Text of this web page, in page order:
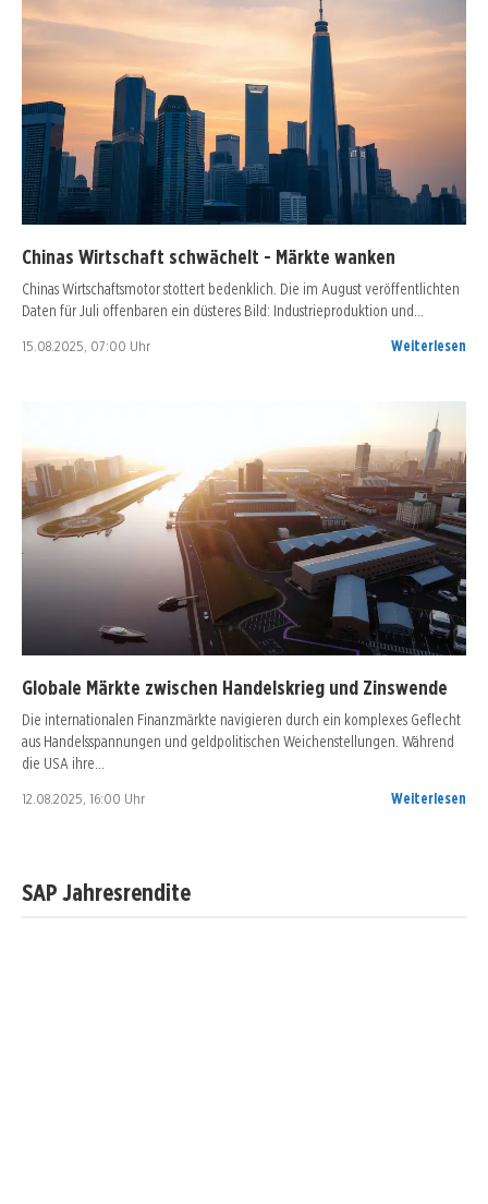
Chinas Wirtschaft schwächelt - Märkte wanken
Chinas Wirtschaftsmotor stottert bedenklich. Die im August veröffentlichten
Daten für Juli offenbaren ein düsteres Bild: Industrieproduktion und…
15.08.2025, 07:00 Uhr Weiterlesen
Globale Märkte zwischen Handelskrieg und Zinswende
Die internationalen Finanzmärkte navigieren durch ein komplexes Geflecht
aus Handelsspannungen und geldpolitischen Weichenstellungen. Während
die USA ihre…
12.08.2025, 16:00 Uhr Weiterlesen
SAP Jahresrendite